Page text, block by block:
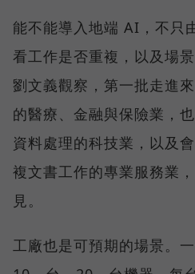
能不能導入地端 AI，不只
看工作是否重複，以及場
劉文義觀察，第一批走進
的醫療、金融與保險業，
資料處理的科技業，以及
複文書工作的專業服務業
見。
工廠也是可預期的場景。